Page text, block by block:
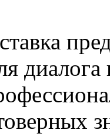
диалога